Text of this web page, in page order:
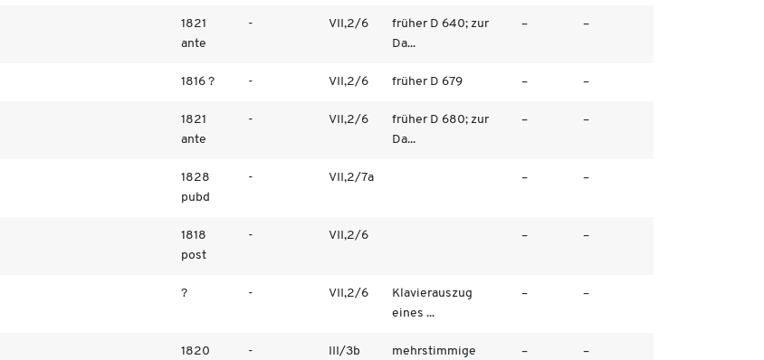
1821
ante
- VII,2/6
früher D 640; zur
Da...
– –
1816 ? - VII,2/6 früher D 679 – –
1821
ante
- VII,2/6
früher D 680; zur
Da...
– –
1828
pubd
- VII,2/7a – –
1818
post
- VII,2/6 – –
? - VII,2/6
Klavierauszug
eines ...
– –
1820
- III/3b
mehrstimmige
– –